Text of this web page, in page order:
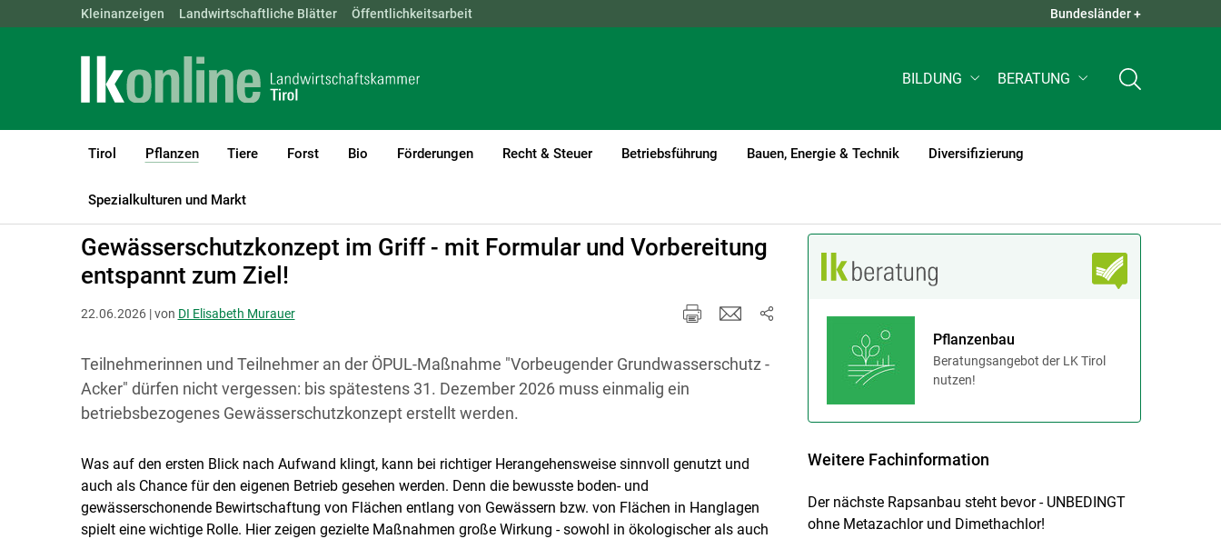
Landwirtschaftskammern: ÖSTERREICH BGLD KTN NÖ OÖ QUICK LINKS +
Kleinanzeigen Landwirtschaftliche Blätter Öffentlichkeitsarbeit Bundesländer +
BILDUNG BERATUNG
Tirol Pflanzen
(current)1
Tiere Forst Bio Förderungen Recht & Steuer Betriebsführung Bauen, Energie & Technik Diversifizierung
Spezialkulturen und Markt
LK Tirol Pflanzen Boden-, Wasserschutz & Düngung
Gewässerschutzkonzept im Griff - mit Formular und Vorbereitung
entspannt zum Ziel!
22.06.2026 | von DI Elisabeth Murauer
Teilnehmerinnen und Teilnehmer an der ÖPUL-Maßnahme "Vorbeugender Grundwasserschutz -
Acker" dürfen nicht vergessen: bis spätestens 31. Dezember 2026 muss einmalig ein
betriebsbezogenes Gewässerschutzkonzept erstellt werden.
Was auf den ersten Blick nach Aufwand klingt, kann bei richtiger Herangehensweise sinnvoll genutzt und
auch als Chance für den eigenen Betrieb gesehen werden. Denn die bewusste boden- und
gewässerschonende Bewirtschaftung von Flächen entlang von Gewässern bzw. von Flächen in Hanglagen
spielt eine wichtige Rolle. Hier zeigen gezielte Maßnahmen große Wirkung - sowohl in ökologischer als auch
Pflanzenbau
Beratungsangebot der LK Tirol
nutzen!
Weitere Fachinformation
Der nächste Rapsanbau steht bevor - UNBEDINGT
ohne Metazachlor und Dimethachlor!